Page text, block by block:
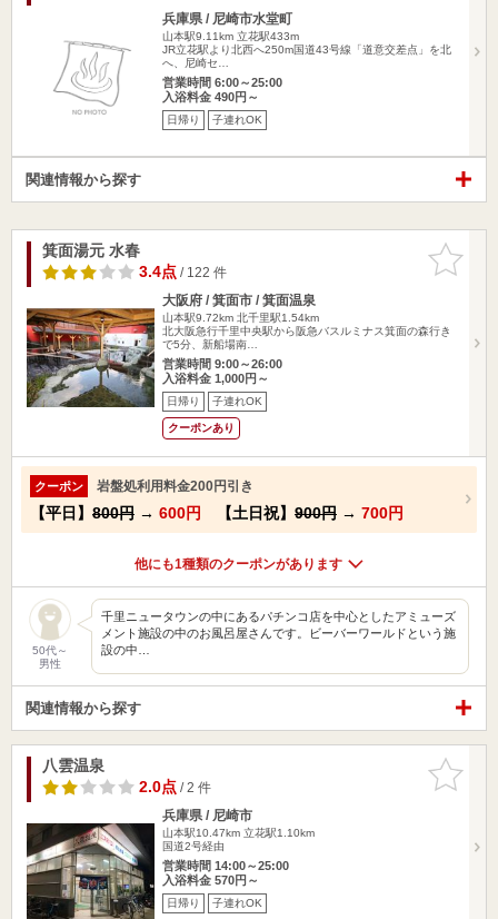
兵庫県 / 尼崎市水堂町
山本駅9.11km 立花駅433m
JR立花駅より北西へ250m国道43号線「道意交差点」を北
へ、尼崎セ…
営業時間 6:00～25:00
入浴料金 490円～
日帰り 子連れOK
関連情報から探す
お気に入
りに追加
箕面湯元 水春
3.4点/ 122 件
大阪府 / 箕面市 / 箕面温泉
山本駅9.72km 北千里駅1.54km
北大阪急行千里中央駅から阪急バスルミナス箕面の森行き
で5分、新船場南…
営業時間 9:00～26:00
入浴料金 1,000円～
日帰り 子連れOK
クーポンあり
クーポン 岩盤処利用料金200円引き
【平日】 800円 → 600円 【土日祝】 900円 → 700円
他にも1種類のクーポンがあります
50代～
男性
千里ニュータウンの中にあるパチンコ店を中心としたアミューズ
メント施設の中のお風呂屋さんです。ビーバーワールドという施
設の中…
関連情報から探す
お気に入
りに追加
八雲温泉
2.0点/ 2 件
兵庫県 / 尼崎市
山本駅10.47km 立花駅1.10km
国道2号経由
営業時間 14:00～25:00
入浴料金 570円～
日帰り 子連れOK